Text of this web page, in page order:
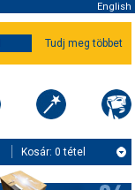
English
Tudj meg többet
Kosár: 0 tétel